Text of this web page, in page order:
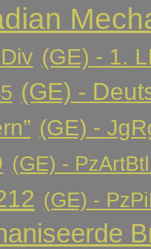
(GE) - 1.
(GE) -
(GE) -
(GE) -
(GE) -